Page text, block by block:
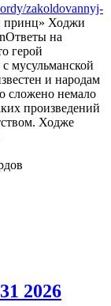
zakoldovannyj-
принц» Ходжи
Ответы на
герой
мусульманской
и народам
сложено немало
произведений
Ходже
2026